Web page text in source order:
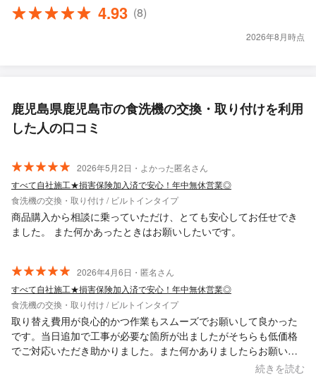
4.93 (8)
2026年8月時点
鹿児島県鹿児島市の食洗機の交換・取り付けを利用
した人の口コミ
2026年5月2日・よかった匿名さん
すべて自社施工★損害保険加入済で安心！年中無休営業◎
食洗機の交換・取り付け / ビルトインタイプ
商品購入から相談に乗っていただけ、とても安心してお任せでき
ました。 また何かあったときはお願いしたいです。
2026年4月6日・匿名さん
すべて自社施工★損害保険加入済で安心！年中無休営業◎
食洗機の交換・取り付け / ビルトインタイプ
取り替え費用が良心的かつ作業もスムーズでお願いして良かった
です。当日追加で工事が必要な箇所が出ましたがそちらも低価格
でご対応いただき助かりました。また何かありましたらお願いし
続きを読む